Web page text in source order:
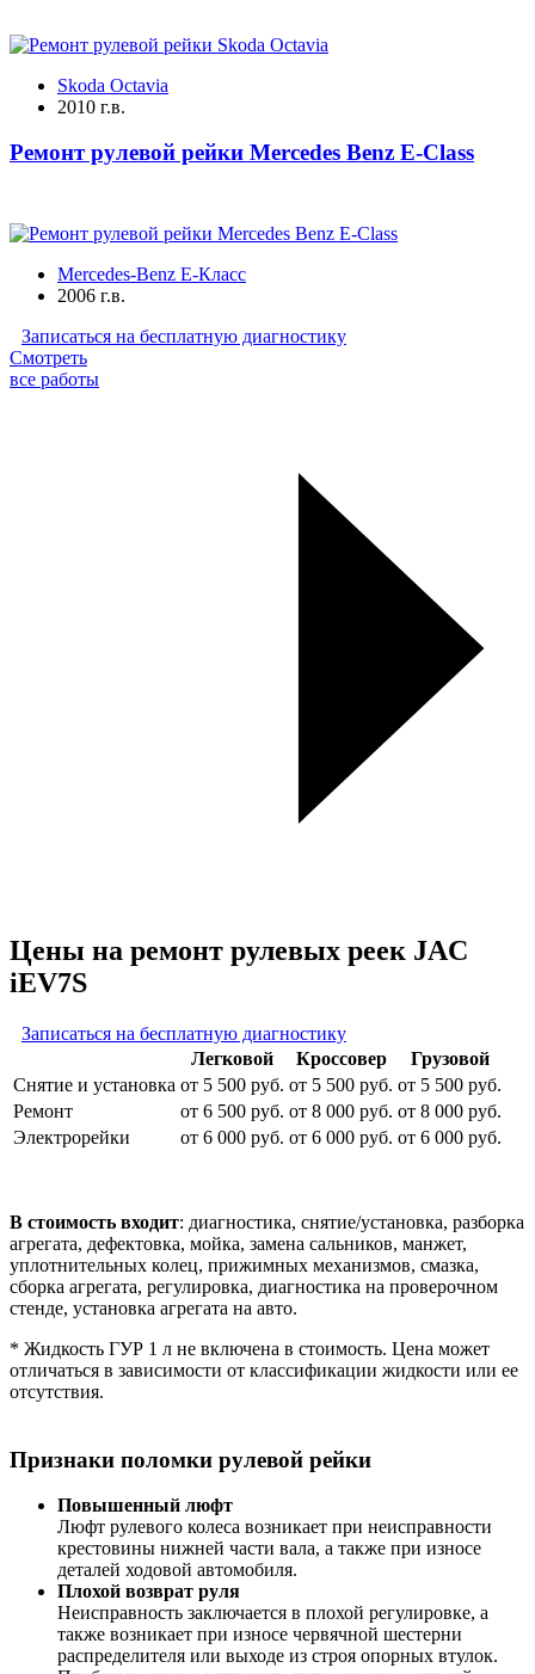
Skoda Octavia
2010 г.в.
Ремонт рулевой рейки Mercedes Benz E-Class
Mercedes-Benz E-Класс
2006 г.в.
Записаться на бесплатную диагностику
Смотреть
все работы
Цены на ремонт рулевых реек JAC
iEV7S
Записаться на бесплатную диагностику
Легковой
Кроссовер
Грузовой
Снятие и установка от 5 500 руб. от 5 500 руб. от 5 500 руб.
Ремонт
от 6 500 руб. от 8 000 руб. от 8 000 руб.
Электрорейки
от 6 000 руб. от 6 000 руб. от 6 000 руб.
В стоимость входит: диагностика, снятие/установка, разборка
агрегата, дефектовка, мойка, замена сальников, манжет,
уплотнительных колец, прижимных механизмов, смазка,
сборка агрегата, регулировка, диагностика на проверочном
стенде, установка агрегата на авто.
* Жидкость ГУР 1 л не включена в стоимость. Цена может
отличаться в зависимости от классификации жидкости или ее
отсутствия.
Признаки поломки рулевой рейки
Повышенный люфт
Люфт рулевого колеса возникает при неисправности
крестовины нижней части вала, а также при износе
деталей ходовой автомобиля.
Плохой возврат руля
Неисправность заключается в плохой регулировке, а
также возникает при износе червячной шестерни
распределителя или выходе из строя опорных втулок.